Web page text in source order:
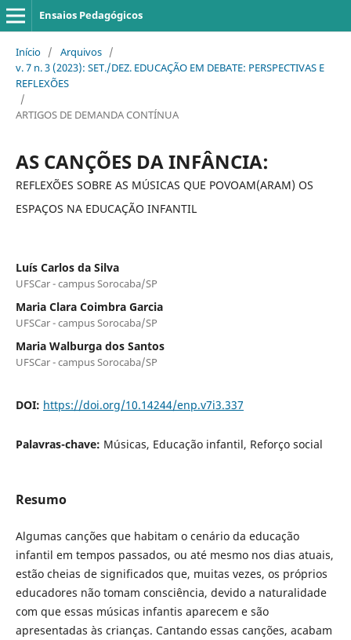
Ensaios Pedagógicos
Início / Arquivos /
v. 7 n. 3 (2023): SET./DEZ. EDUCAÇÃO EM DEBATE: PERSPECTIVAS E
REFLEXÕES
/
ARTIGOS DE DEMANDA CONTÍNUA
AS CANÇÕES DA INFÂNCIA:
REFLEXÕES SOBRE AS MÚSICAS QUE POVOAM(ARAM) OS
ESPAÇOS NA EDUCAÇÃO INFANTIL
Luís Carlos da Silva
UFSCar - campus Sorocaba/SP
Maria Clara Coimbra Garcia
UFSCar - campus Sorocaba/SP
Maria Walburga dos Santos
UFSCar - campus Sorocaba/SP
DOI: https://doi.org/10.14244/enp.v7i3.337
Palavras-chave: Músicas, Educação infantil, Reforço social
Resumo
Algumas canções que habitam o cenário da educação
infantil em tempos passados, ou até mesmo nos dias atuais,
estão cheias de significados que, muitas vezes, os próprios
educadores não tomam consciência, devido a naturalidade
com que essas músicas infantis aparecem e são
apresentadas às crianças. Cantando essas canções, acabam